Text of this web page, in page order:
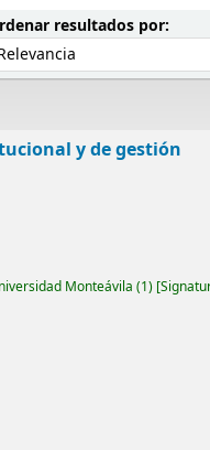
resultados por:
y de gestión
Monteávila (1)